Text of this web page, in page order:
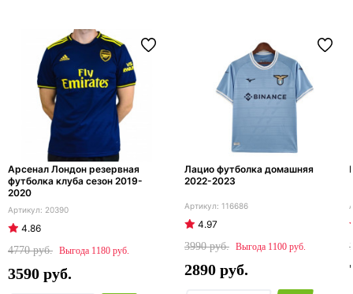
Арсенал Лондон резервная
футболка клуба сезон 2019-
2020
20390
4.86
4770
1180
3590
Лацио футболка домашняя
2022-2023
116686
4.97
3990
1100
2890